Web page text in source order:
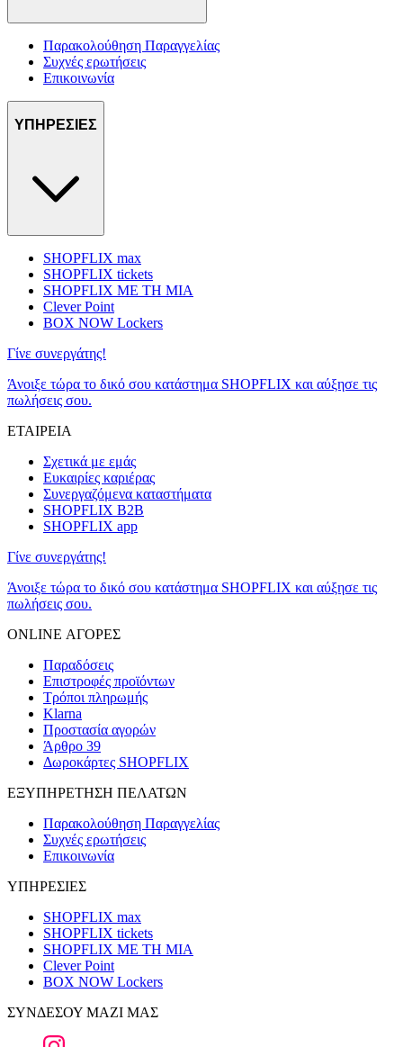
Παρακολούθηση Παραγγελίας
Συχνές ερωτήσεις
Επικοινωνία
ΥΠΗΡΕΣΙΕΣ
SHOPFLIX max
SHOPFLIX tickets
SHOPFLIX ΜΕ ΤΗ ΜΙΑ
Clever Point
BOX NOW Lockers
Γίνε συνεργάτης!
Άνοιξε τώρα το δικό σου κατάστημα SHOPFLIX και αύξησε τις
πωλήσεις σου.
ΕΤΑΙΡΕΙΑ
Σχετικά με εμάς
Ευκαιρίες καριέρας
Συνεργαζόμενα καταστήματα
SHOPFLIX B2B
SHOPFLIX app
Γίνε συνεργάτης!
Άνοιξε τώρα το δικό σου κατάστημα SHOPFLIX και αύξησε τις
πωλήσεις σου.
ONLINE ΑΓΟΡΕΣ
Παραδόσεις
Επιστροφές προϊόντων
Τρόποι πληρωμής
Klarna
Προστασία αγορών
Άρθρο 39
Δωροκάρτες SHOPFLIX
ΕΞΥΠΗΡΕΤΗΣΗ ΠΕΛΑΤΩΝ
Παρακολούθηση Παραγγελίας
Συχνές ερωτήσεις
Επικοινωνία
ΥΠΗΡΕΣΙΕΣ
SHOPFLIX max
SHOPFLIX tickets
SHOPFLIX ΜΕ ΤΗ ΜΙΑ
Clever Point
BOX NOW Lockers
ΣΥΝΔΕΣΟΥ ΜΑΖΙ ΜΑΣ